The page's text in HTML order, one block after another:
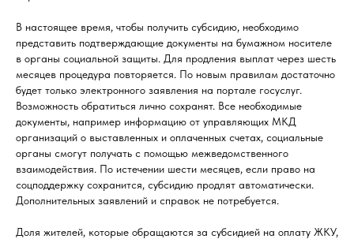
В настоящее время, чтобы получить субсидию, необходимо
представить подтверждающие документы на бумажном носителе
в органы социальной защиты. Для продления выплат через шесть
месяцев процедура повторяется. По новым правилам достаточно
будет только электронного заявления на портале госуслуг.
Возможность обратиться лично сохранят. Все необходимые
документы, например информацию от управляющих МКД
организаций о выставленных и оплаченных счетах, социальные
органы смогут получать с помощью межведомственного
взаимодействия. По истечении шести месяцев, если право на
соцподдержку сохранится, субсидию продлят автоматически.
Дополнительных заявлений и справок не потребуется.
Доля жителей, которые обращаются за субсидией на оплату ЖКУ,